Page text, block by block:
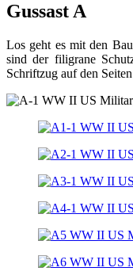
Gussast A
Los geht es mit den
sind der filigrane
Schriftzug auf den